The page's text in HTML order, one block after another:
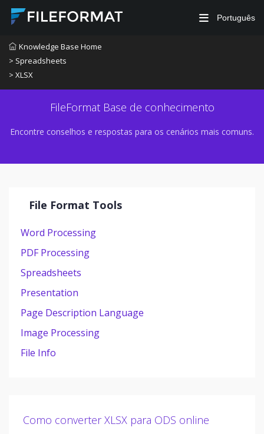
Português
Knowledge Base Home
> Spreadsheets
> XLSX
FileFormat Base de conhecimento
Encontre conselhos e respostas para os cenários mais comuns.
File Format Tools
Word Processing
PDF Processing
Spreadsheets
Presentation
Page Description Language
Image Processing
File Info
Como converter XLSX para ODS online